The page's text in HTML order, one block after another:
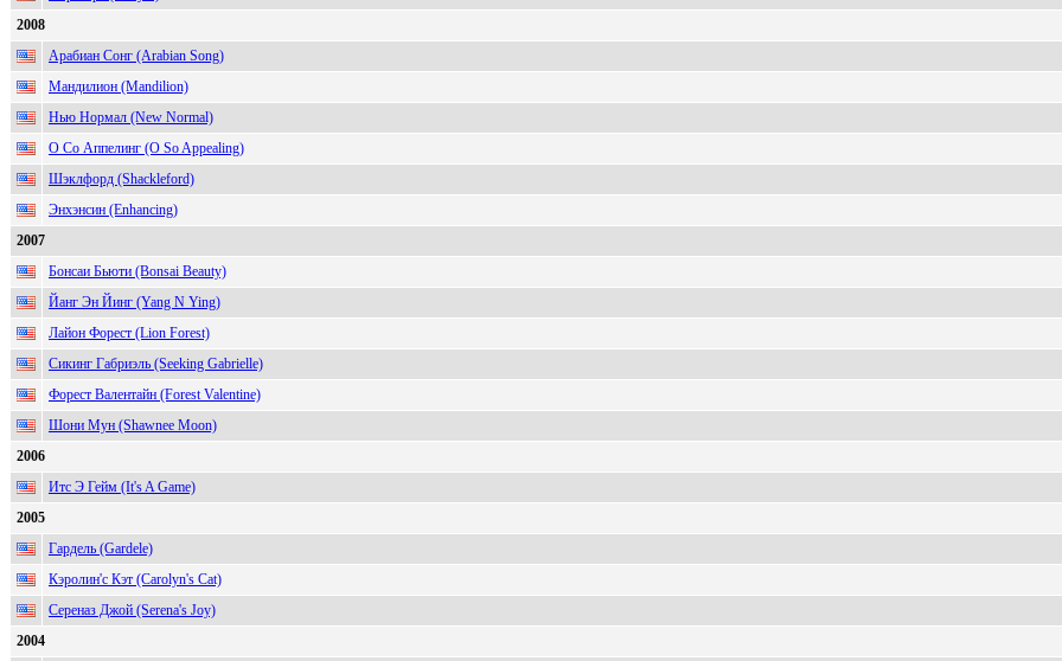
2008
Арабиан Сонг (Arabian Song)
Мандилион (Mandilion)
Нью Нормал (New Normal)
О Со Аппелинг (O So Appealing)
Шэклфорд (Shackleford)
Энхэнсин (Enhancing)
2007
Бонсаи Бьюти (Bonsai Beauty)
Йанг Эн Йинг (Yang N Ying)
Лайон Форест (Lion Forest)
Сикинг Габриэль (Seeking Gabrielle)
Форест Валентайн (Forest Valentine)
Шони Мун (Shawnee Moon)
2006
Итс Э Гейм (It's A Game)
2005
Гардель (Gardele)
Кэролин'c Кэт (Carolyn's Cat)
Сереназ Джой (Serena's Joy)
2004